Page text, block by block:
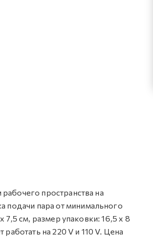
пространства на
пара от минимального
см, размер упаковки: 16,5 х 8
на 220 V и 110 V. Цена